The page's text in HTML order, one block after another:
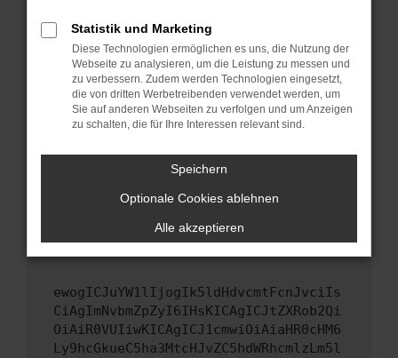
Betriebssystem auf dem neuesten Stand
sind.
Veraltete Software birgt nicht nur ein
Sicherheitsrisiko, sondern kann auch dazu
führen, dass bestimmte Funktionen nicht mehr
unterstützt werden.
Wende dich an den Webseitenbetreiber.
Wenn du alle oben genannten Schritte versucht
hast, kontaktiere uns bitte. Wir werden
versuchen, das Problem zu beheben. Du kannst
uns diesen Text schicken, um uns bei der
ewogICJuYW1lIjogIk5ldHdvcmtFcnJvciIs
CiAgImNvbmZpZyI6IHsKICAgICJtZXRob2Qi
OiAiR0VUIiwKICAgICJ1cmwiOiAiaHR0cHM6
Ly9hcGkueC5ha3MtcHJvZC5hdWRhcmlzLm5l
Statistik und Marketing
Diese Technologien ermöglichen es uns, die Nutzung der
Webseite zu analysieren, um die Leistung zu messen und
zu verbessern. Zudem werden Technologien eingesetzt,
die von dritten Werbetreibenden verwendet werden, um
Sie auf anderen Webseiten zu verfolgen und um Anzeigen
zu schalten, die für Ihre Interessen relevant sind.
Speichern
Optionale Cookies ablehnen
Alle akzeptieren